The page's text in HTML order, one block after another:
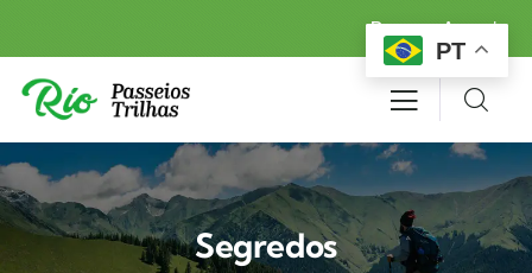
Reserva Agora!
Segredos
PT